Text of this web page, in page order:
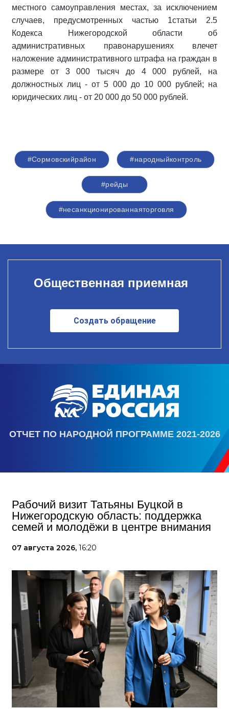
местного самоуправления местах, за исключением
случаев, предусмотренных частью 1статьи 2.5
Кодекса Нижегородской области об
административных правонарушениях влечет
наложение административного штрафа на граждан в
размере от 3 000 тысяч до 4 000 рублей, на
должностных лиц - от 5 000 до 10 000 рублей; на
юридических лиц - от 20 000 до 50 000 рублей.
#Сормовскийрайон #народныйконтроль
#рейды
#несанкционированнаяторговля
Общественная приемная
Создать обращение
ОТЧЕТ ПО НАРОДНОЙ ПРОГРАММЕ 2021-2026
Рабочий визит Татьяны Буцкой в
Нижегородскую область: поддержка
семей и молодёжи в центре внимания
07 августа 2026, 16:20